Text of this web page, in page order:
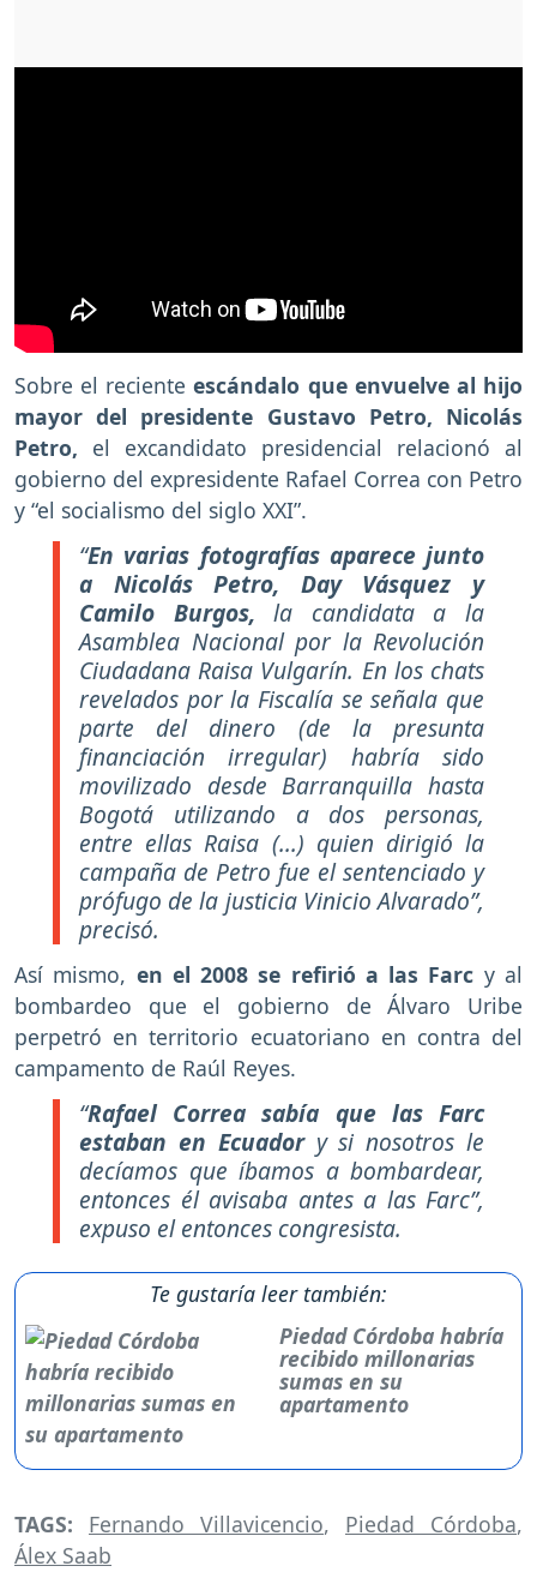
Sobre el recienteescándalo que envuelve al hijo
mayor del presidente Gustavo Petro, Nicolás
Petro, el excandidato presidencial relacionó al
gobierno del expresidente Rafael Correa con Petro
y “el socialismo del siglo XXI”.
“En varias fotografías aparece junto
a Nicolás Petro, Day Vásquez y
Camilo Burgos,la candidata a la
Asamblea Nacional por la Revolución
Ciudadana Raisa Vulgarín. En los chats
revelados por la Fiscalía se señala que
parte del dinero (de la presunta
financiación irregular) habría sido
movilizado desde Barranquilla hasta
Bogotá utilizando a dos personas,
entre ellas Raisa (...) quien dirigió la
campaña de Petro fue el sentenciado y
prófugo de la justicia Vinicio Alvarado”,
precisó.
Así mismo, en el 2008 se refirió a las Farc y al
bombardeo que el gobierno de Álvaro Uribe
perpetró en territorio ecuatoriano en contra del
campamento de Raúl Reyes.
“Rafael Correa sabía que las Farc
estaban en Ecuadory si nosotros le
decíamos que íbamos a bombardear,
entonces él avisaba antes a las Farc”,
expuso el entonces congresista.
Te gustaría leer también:
Piedad Córdoba habría
recibido millonarias
sumas en su
apartamento
TAGS: Fernando Villavicencio, Piedad Córdoba,
Álex Saab